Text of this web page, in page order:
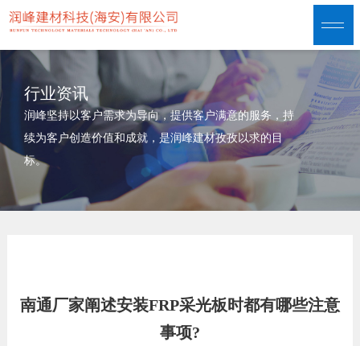
行业资讯
润峰坚持以客户需求为导向，提供客户满意的服务，持
续为客户创造价值和成就，是润峰建材孜孜以求的目
标。
南通厂家阐述安装FRP采光板时都有哪些注意
事项?